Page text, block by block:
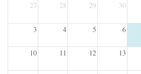
27 28 29 30
3 4 5 6
10 11 12 13